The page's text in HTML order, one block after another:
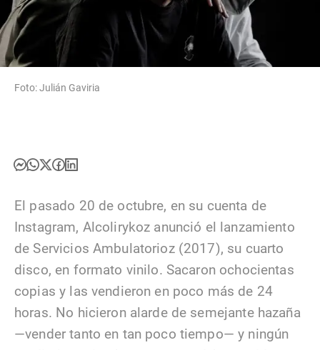
Foto: Julián Gaviria
El pasado 20 de octubre, en su cuenta de
Instagram, Alcolirykoz anunció el lanzamiento
de Servicios Ambulatorioz (2017), su cuarto
disco, en formato vinilo. Sacaron ochocientas
copias y las vendieron en poco más de 24
horas. No hicieron alarde de semejante hazaña
—vender tanto en tan poco tiempo— y ningún